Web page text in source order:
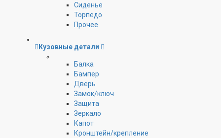
Сиденье
Торпедо
Прочее
Кузовные детали
Балка
Бампер
Дверь
Замок/ключ
Защита
Зеркало
Капот
Кронштейн/крепление